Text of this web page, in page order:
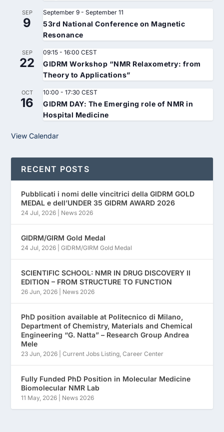
SEP
9
September 9 -September 11
53rd National Conference on Magnetic
Resonance
SEP
22
09:15 -16:00 CEST
GIDRM Workshop “NMR Relaxometry: from
Theory to Applications”
OCT
16
10:00 -17:30 CEST
GIDRM DAY: The Emerging role of NMR in
Hospital Medicine
View Calendar
RECENT POSTS
Pubblicati i nomi delle vincitrici della GIDRM GOLD
MEDAL e dell’UNDER 35 GIDRM AWARD 2026
24 Jul, 2026 News 2026
GIDRM/GIRM Gold Medal
24 Jul, 2026 |GIDRM/GIRM Gold Medal
SCIENTIFIC SCHOOL: NMR IN DRUG DISCOVERY II
EDITION – FROM STRUCTURE TO FUNCTION
26 Jun, 2026 News 2026
PhD position available at Politecnico di Milano,
Department of Chemistry, Materials and Chemical
Engineering “G. Natta” – Research Group Andrea
Mele
23 Jun, 2026 |Current Jobs Listing,Career Center
Fully Funded PhD Position in Molecular Medicine
Biomolecular NMR Lab
11 May, 2026 News 2026